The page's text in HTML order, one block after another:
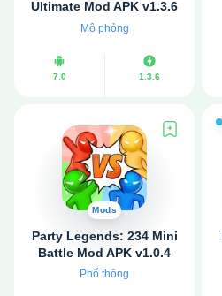
Ultimate Mod APK v1.3.6
(Vô hạn tiền)
Mô phỏng
7.0 1.3.6
Mods
Party Legends: 234 Mini
Battle Mod APK v1.0.4
(Hack tốc độ, Không có
Phổ thông